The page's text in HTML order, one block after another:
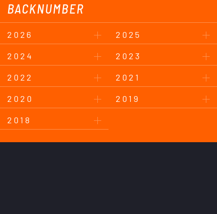
BACKNUMBER
2026
2025
2024
2023
2022
2021
2020
2019
2018